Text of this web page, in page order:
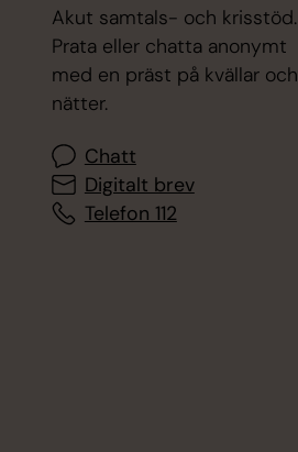
Akut samtals- och krisstöd.
Prata eller chatta anonymt
med en präst på kvällar och
nätter.
Chatt
Digitalt brev
Telefon 112